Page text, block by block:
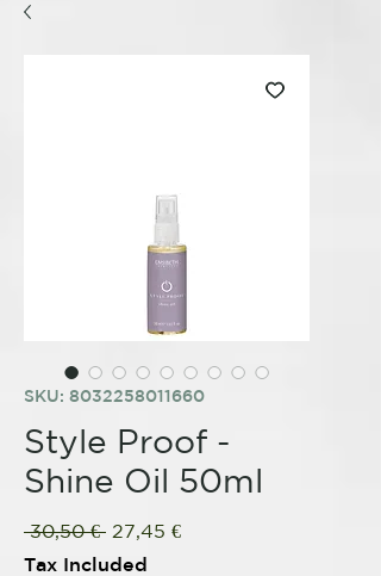
SKU: 8032258011660
Style Proof -
Shine Oil 50ml
30,50 € Regular
Price
27,45 €Sale
Tax Included